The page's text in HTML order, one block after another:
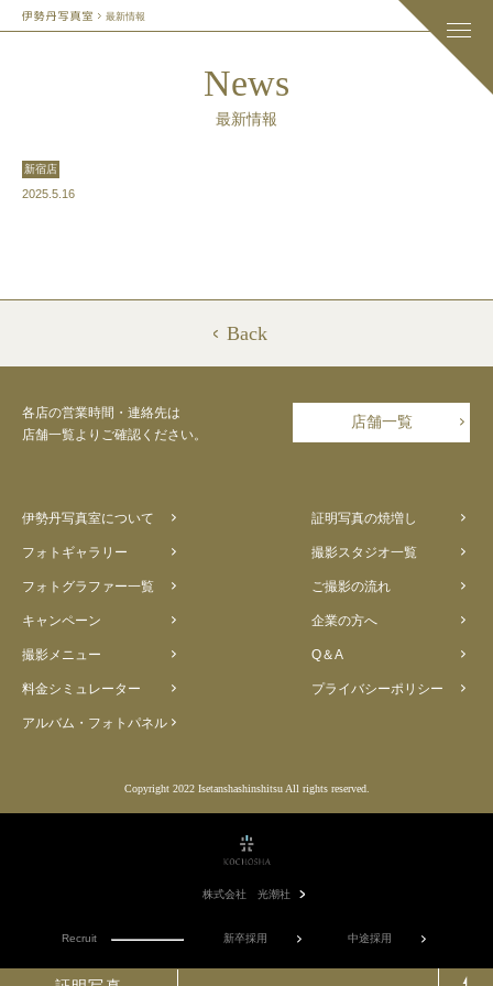
最新情報
News
最新情報
新宿店
2025.5.16
Back
各店の営業時間・連絡先は
店舗一覧よりご確認ください。
店舗一覧
伊勢丹写真室について 証明写真の焼増し
フォトギャラリー 撮影スタジオ一覧
フォトグラファー一覧 ご撮影の流れ
キャンペーン 企業の方へ
撮影メニュー Q＆A
料金シミュレーター プライバシーポリシー
アルバム・フォトパネル
Copyright 2022 Isetanshashinshitsu All rights reserved.
株式会社 光潮社
Recruit 新卒採用 中途採用